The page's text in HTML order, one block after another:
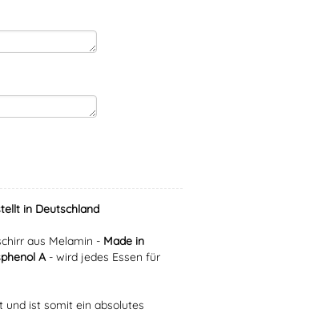
in Deutschland
aus Melamin - Made in
A- wird jedes Essen für
und ist somit ein absolutes